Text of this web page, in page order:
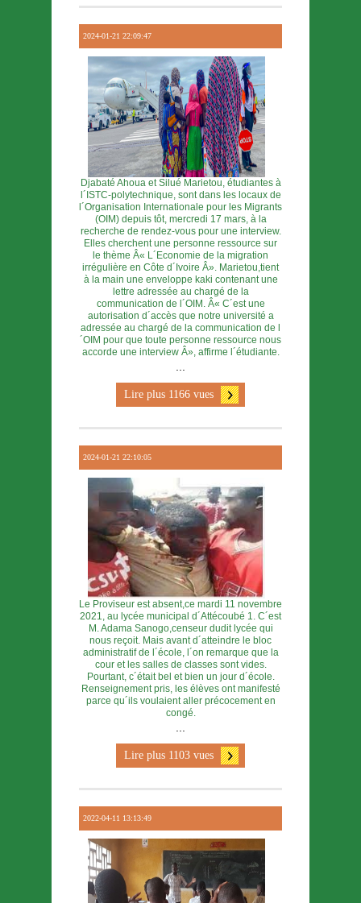
2024-01-21 22:09:47
Djabaté Ahoua et Silué Marietou, étudiantes à
l´ISTC-polytechnique, sont dans les locaux de
l´Organisation Internationale pour les Migrants
(OIM) depuis tôt, mercredi 17 mars, à la
recherche de rendez-vous pour une interview.
Elles cherchent une personne ressource sur
le thème Â« L´Economie de la migration
irrégulière en Côte d´Ivoire Â». Marietou,tient
à la main une enveloppe kaki contenant une
lettre adressée au chargé de la
communication de l´OIM. Â« C´est une
autorisation d´accès que notre université a
adressée au chargé de la communication de l
´OIM pour que toute personne ressource nous
accorde une interview Â», affirme l´étudiante.
...
Lire plus 1166 vues
2024-01-21 22:10:05
Le Proviseur est absent,ce mardi 11 novembre
2021, au lycée municipal d´Attécoubé 1. C´est
M. Adama Sanogo,censeur dudit lycée qui
nous reçoit. Mais avant d´atteindre le bloc
administratif de l´école, l´on remarque que la
cour et les salles de classes sont vides.
Pourtant, c´était bel et bien un jour d´école.
Renseignement pris, les élèves ont manifesté
parce qu´ils voulaient aller précocement en
congé.
...
Lire plus 1103 vues
2022-04-11 13:13:49